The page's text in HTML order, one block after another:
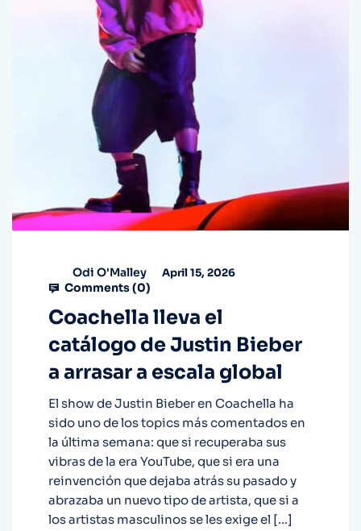
Odi O'Malley April 15, 2026
Comments (0)
Coachella lleva el
catálogo de Justin Bieber
a arrasar a escala global
El show de Justin Bieber en Coachella ha
sido uno de los topics más comentados en
la última semana: que si recuperaba sus
vibras de la era YouTube, que si era una
reinvención que dejaba atrás su pasado y
abrazaba un nuevo tipo de artista, que si a
los artistas masculinos se les exige el […]